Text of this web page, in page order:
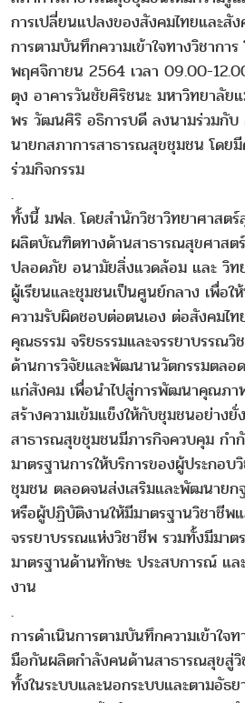
การเปลี่ยนแปลงของสังคมไทยและสั
การตามบันทึกความเข้าใจทางวิชากา
พฤศจิกายน 2564 เวลา 09.00-
ตุง อาคารวันชัยศิริชนะ มหาวิทยาลัย
พร วัฒนศิริ อธิการบดี ลงนามร่วมกับ
นายกสภาการสาธารณสุขชุมชน โดย
ร่วมกิจกรรม
.
ทั้งนี้ มฟล. โดยสำนักวิชาวิทยาศาสต
ผลิตบัณฑิตทางด้านสาธารณสุขศาสต
ปลอดภัย อนามัยสิ่งแวดล้อม และ วิท
ผู้เรียนและชุมชนเป็นศูนย์กลาง เพื่อ
ความรับผิดชอบต่อตนเอง ต่อสังคมไ
คุณธรรม จริยธรรมและจรรยาบรรณ
ด้านการวิจัยและพัฒนานวัตกรรมตลอ
แก่สังคม เพื่อนำไปสู่การพัฒนาคุณภา
สร้างความเข้มแข็งให้กับชุมชนอย่าง
สาธารณสุขชุมชนมีภารกิจควบคุม กำ
มาตรฐานการให้บริการของผู้ประกอ
ชุมชน ตลอดจนส่งเสริมและพัฒนายก
หรือผู้ปฏิบัติงานให้มีมาตรฐานวิชาชีพ
จรรยาบรรณแห่งวิชาชีพ รวมทั้งมีมาต
มาตรฐานด้านทักษะ ประสบการณ์ แ
งาน
.
การดำเนินการตามบันทึกความเข้าใจ
มือกันผลิตกำลังคนด้านสาธารณสุขสู่
ทั้งในระบบและนอกระบบและตามอัธ